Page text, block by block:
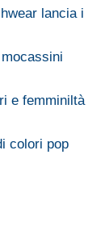
lancia i
e femminiltà
colori pop